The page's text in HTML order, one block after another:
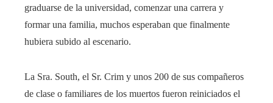
graduarse de la universidad, comenzar una carrera y
formar una familia, muchos esperaban que finalmente
hubiera subido al escenario.
La Sra. South, el Sr. Crim y unos 200 de sus compañeros
de clase o familiares de los muertos fueron reiniciados el